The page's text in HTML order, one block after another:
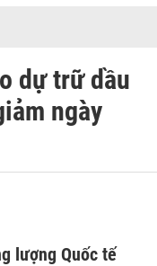
dự trữ dầu
ngày
lượng Quốc tế